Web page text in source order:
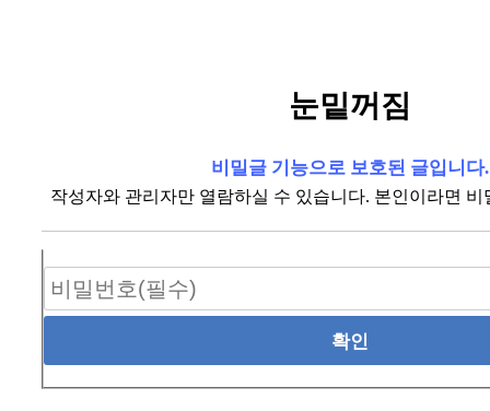
눈밑꺼짐
비밀글 기능으로 보호된 글입니다.
작성자와 관리자만 열람하실 수 있습니다. 본인이라면